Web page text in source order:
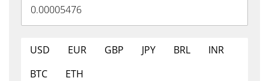
USD EUR GBP JPY BRL
INR
BTC
ETH